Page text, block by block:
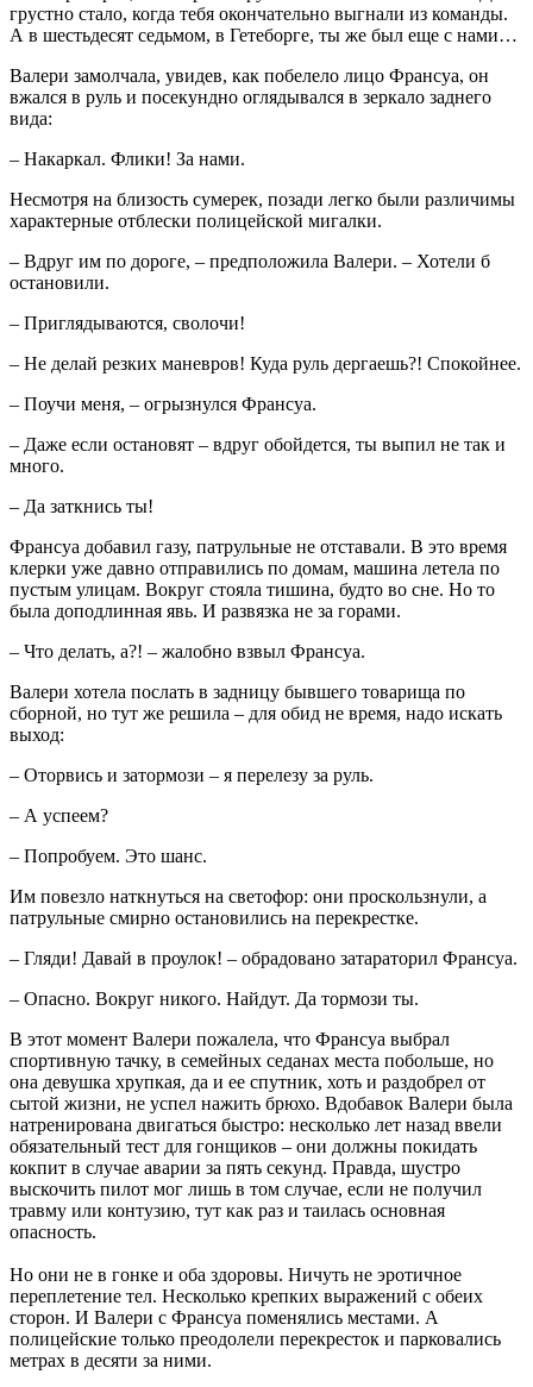
грустно стало, когда тебя окончательно выгнали из команды.
А в шестьдесят седьмом, в Гетеборге, ты же был еще с нами…
Валери замолчала, увидев, как побелело лицо Франсуа, он
вжался в руль и посекундно оглядывался в зеркало заднего
вида:
– Накаркал. Флики! За нами.
Несмотря на близость сумерек, позади легко были различимы
характерные отблески полицейской мигалки.
– Вдруг им по дороге, – предположила Валери. – Хотели б
остановили.
– Приглядываются, сволочи!
– Не делай резких маневров! Куда руль дергаешь?! Спокойнее.
– Поучи меня, – огрызнулся Франсуа.
– Даже если остановят – вдруг обойдется, ты выпил не так и
много.
– Да заткнись ты!
Франсуа добавил газу, патрульные не отставали. В это время
клерки уже давно отправились по домам, машина летела по
пустым улицам. Вокруг стояла тишина, будто во сне. Но то
была доподлинная явь. И развязка не за горами.
– Что делать, а?! – жалобно взвыл Франсуа.
Валери хотела послать в задницу бывшего товарища по
сборной, но тут же решила – для обид не время, надо искать
выход:
– Оторвись и затормози – я перелезу за руль.
– А успеем?
– Попробуем. Это шанс.
Им повезло наткнуться на светофор: они проскользнули, а
патрульные смирно остановились на перекрестке.
– Гляди! Давай в проулок! – обрадовано затараторил Франсуа.
– Опасно. Вокруг никого. Найдут. Да тормози ты.
В этот момент Валери пожалела, что Франсуа выбрал
спортивную тачку, в семейных седанах места побольше, но
она девушка хрупкая, да и ее спутник, хоть и раздобрел от
сытой жизни, не успел нажить брюхо. Вдобавок Валери была
натренирована двигаться быстро: несколько лет назад ввели
обязательный тест для гонщиков – они должны покидать
кокпит в случае аварии за пять секунд. Правда, шустро
выскочить пилот мог лишь в том случае, если не получил
травму или контузию, тут как раз и таилась основная
опасность.
Но они не в гонке и оба здоровы. Ничуть не эротичное
переплетение тел. Несколько крепких выражений с обеих
сторон. И Валери с Франсуа поменялись местами. А
полицейские только преодолели перекресток и парковались
метрах в десяти за ними.